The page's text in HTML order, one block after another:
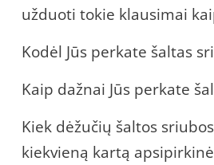
užduoti tokie klausimai
Kodėl Jūs perkate šaltas
Kaip dažnai Jūs perkate
Kiek dėžučių šaltos
kiekvieną kartą